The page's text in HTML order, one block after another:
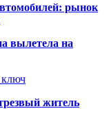
рынок
вылетела на
житель